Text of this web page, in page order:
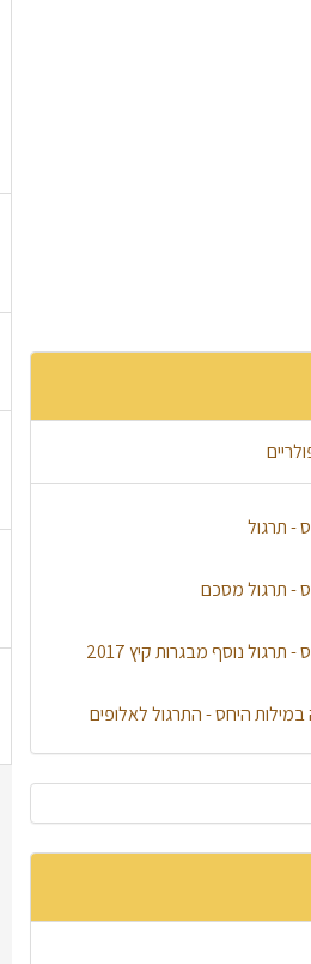
- תרגול
- תרגול מסכם
תרגול נוסף מבגרות קיץ 2017
במילות היחס - התרגול לאלופים